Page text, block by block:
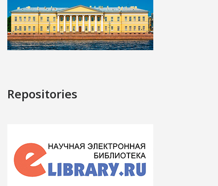
Repositories